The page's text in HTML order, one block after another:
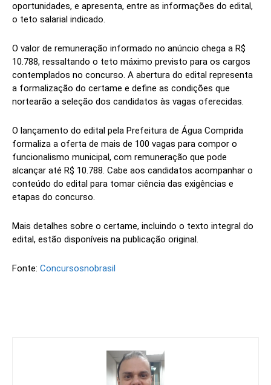
oportunidades, e apresenta, entre as informações do edital,
o teto salarial indicado.
O valor de remuneração informado no anúncio chega a R$
10.788, ressaltando o teto máximo previsto para os cargos
contemplados no concurso. A abertura do edital representa
a formalização do certame e define as condições que
nortearão a seleção dos candidatos às vagas oferecidas.
O lançamento do edital pela Prefeitura de Água Comprida
formaliza a oferta de mais de 100 vagas para compor o
funcionalismo municipal, com remuneração que pode
alcançar até R$ 10.788. Cabe aos candidatos acompanhar o
conteúdo do edital para tomar ciência das exigências e
etapas do concurso.
Mais detalhes sobre o certame, incluindo o texto integral do
edital, estão disponíveis na publicação original.
Fonte: Concursosnobrasil